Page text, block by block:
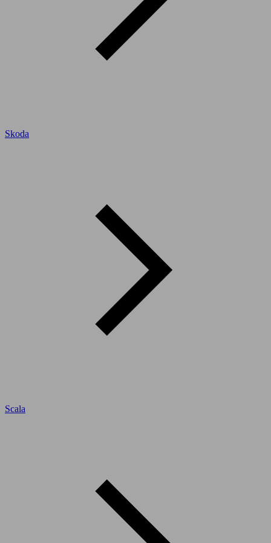
Skoda
Scala